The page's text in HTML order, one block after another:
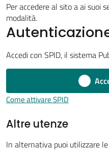
Vivere
Bomporto
Tutti
argomenti...
Per accedere al sito a ai suoi
modalità.
Accedi con SPID, il sistema
Come attivare SPID
Altre utenze
In alternativa puoi utilizzare